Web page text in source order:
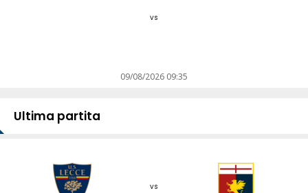
vs
09/08/2026 09:35
Ultima partita
vs